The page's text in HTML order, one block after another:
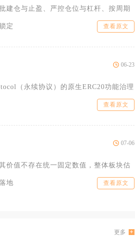
建仓与止盈、严控仓位与杠杆、按周期
定 查看原文
06-23
（永续协议）的原生ERC20功能治理
查看原文
07-06
价值不存在统一固定数值，整体板块估
地 查看原文
更多